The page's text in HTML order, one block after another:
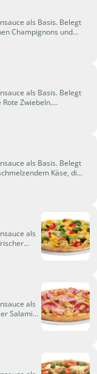
als Basis. Belegt
Champignons und
herzhafte und
als Basis. Belegt
Zwiebeln.
Käse verleihen der
als Basis. Belegt
Käse, die
herzhaften und
als
die
als
Salami
rundet
ein